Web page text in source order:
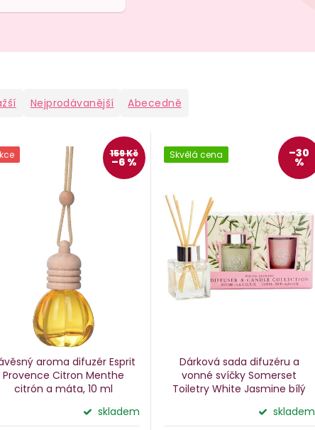
Nejprodávanější Abecedně
159 Kč
–6 %
aroma difuzér Esprit
Provence Citron Menthe
citrón a máta, 10 ml
skladem
Skvělá cena –30
%
Dárková sada difuzéru a
vonné svíčky Somerset
Toiletry White Jasminebílý
jasmín
skladem